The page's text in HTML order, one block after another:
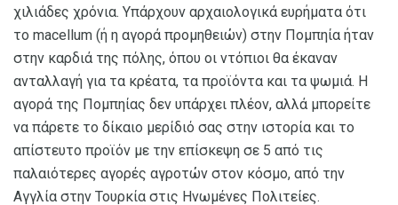
χιλιάδες χρόνια. Υπάρχουν αρχαιολογικά ευρήματα ότι
το macellum (ή η αγορά προμηθειών) στην Πομπηία ήταν
στην καρδιά της πόλης, όπου οι ντόπιοι θα έκαναν
ανταλλαγή για τα κρέατα, τα προϊόντα και τα ψωμιά. Η
αγορά της Πομπηίας δεν υπάρχει πλέον, αλλά μπορείτε
να πάρετε το δίκαιο μερίδιό σας στην ιστορία και το
απίστευτο προϊόν με την επίσκεψη σε 5 από τις
παλαιότερες αγορές αγροτών στον κόσμο, από την
Αγγλία στην Τουρκία στις Ηνωμένες Πολιτείες.